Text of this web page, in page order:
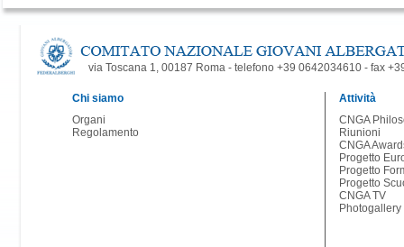
via Toscana 1, 00187 Roma - telefono +39 0642034610 - fax
Chi siamo
Organi
Regolamento
Attività
CNGA
Riunioni
CNGA
Progetto
Progetto
Progetto
CNGA TV
Photogallery